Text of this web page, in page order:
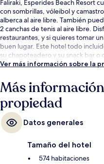
Faliraki, Esperides Beach Resort
con sombrillas, vóleibol y
alberca al aire libre. También
2 canchas de tenis al aire libre.
restaurantes, y si quieres tomar
buen lugar. Este hotel todo
su chapoteadero y su snack bar o
Ver más información sobre la
Más
propiedad
Datos generales
Tamaño del hotel
574 habitaciones